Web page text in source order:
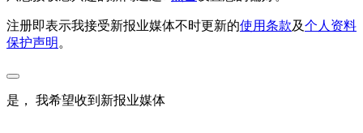
注册即表示我接受新报业媒体不时更新的使用条款及个人资料
保护声明 。
是， 我希望收到新报业媒体